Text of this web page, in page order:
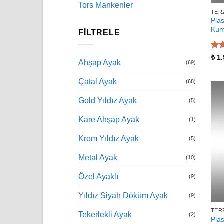
Tors Mankenler
FILTRELE
Ahşap Ayak (69)
Çatal Ayak (68)
Gold Yıldız Ayak (5)
Kare Ahşap Ayak (1)
Krom Yıldız Ayak (5)
Metal Ayak (10)
Özel Ayaklı (9)
Yıldız Siyah Döküm Ayak (9)
Tekerlekli Ayak (2)
5
₺